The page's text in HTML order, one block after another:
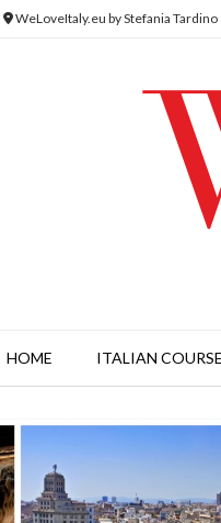
WeLoveItaly.eu by Stefania Tardino
HOME ITALIAN